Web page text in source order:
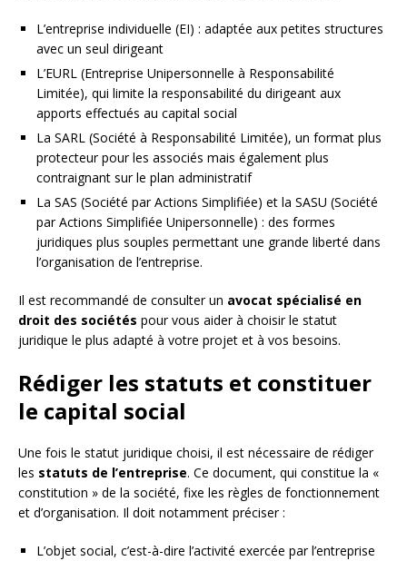
L’entreprise individuelle (EI) : adaptée aux petites structures
avec un seul dirigeant
L’EURL (Entreprise Unipersonnelle à Responsabilité
Limitée), qui limite la responsabilité du dirigeant aux
apports effectués au capital social
La SARL (Société à Responsabilité Limitée), un format plus
protecteur pour les associés mais également plus
contraignant sur le plan administratif
La SAS (Société par Actions Simplifiée) et la SASU (Société
par Actions Simplifiée Unipersonnelle) : des formes
juridiques plus souples permettant une grande liberté dans
l’organisation de l’entreprise.
Il est recommandé de consulter un avocat spécialisé en
droit des sociétés pour vous aider à choisir le statut
juridique le plus adapté à votre projet et à vos besoins.
Rédiger les statuts et constituer
le capital social
Une fois le statut juridique choisi, il est nécessaire de rédiger
les statuts de l’entreprise. Ce document, qui constitue la «
constitution » de la société, fixe les règles de fonctionnement
et d’organisation. Il doit notamment préciser :
L’objet social, c’est-à-dire l’activité exercée par l’entreprise